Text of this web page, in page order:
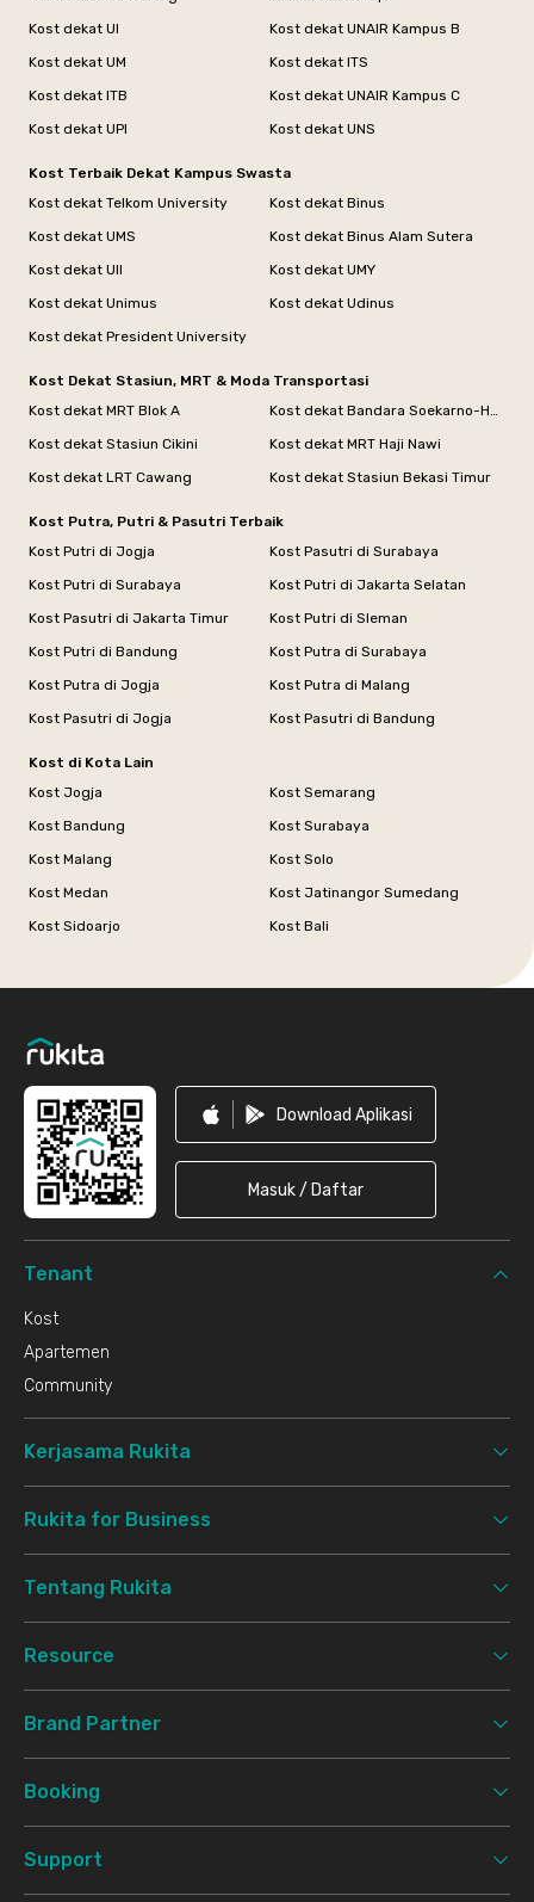
Kost dekat UI
Kost dekat UNAIR Kampus B
Kost dekat UM
Kost dekat ITS
Kost dekat ITB
Kost dekat UNAIR Kampus C
Kost dekat UPI
Kost dekat UNS
Kost Terbaik Dekat Kampus Swasta
Kost dekat Telkom University
Kost dekat Binus
Kost dekat UMS
Kost dekat Binus Alam Sutera
Kost dekat UII
Kost dekat UMY
Kost dekat Unimus
Kost dekat Udinus
Kost dekat President University
Kost Dekat Stasiun, MRT & Moda Transportasi
Kost dekat MRT Blok A
Kost dekat Bandara Soekarno-Hatta
Kost dekat Stasiun Cikini
Kost dekat MRT Haji Nawi
Kost dekat LRT Cawang
Kost dekat Stasiun Bekasi Timur
Kost Putra, Putri & Pasutri Terbaik
Kost Putri di Jogja
Kost Pasutri di Surabaya
Kost Putri di Surabaya
Kost Putri di Jakarta Selatan
Kost Pasutri di Jakarta Timur
Kost Putri di Sleman
Kost Putri di Bandung
Kost Putra di Surabaya
Kost Putra di Jogja
Kost Putra di Malang
Kost Pasutri di Jogja
Kost Pasutri di Bandung
Kost di Kota Lain
Kost Jogja
Kost Semarang
Kost Bandung
Kost Surabaya
Kost Malang
Kost Solo
Kost Medan
Kost Jatinangor Sumedang
Kost Sidoarjo
Kost Bali
Download Aplikasi
Masuk / Daftar
Tenant
Kost
Apartemen
Community
Kerjasama Rukita
Rukita for Business
Tentang Rukita
Resource
Brand Partner
Booking
Support